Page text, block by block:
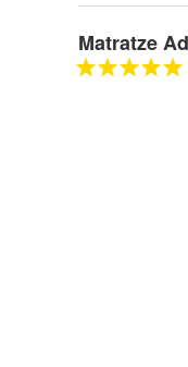
Matratze